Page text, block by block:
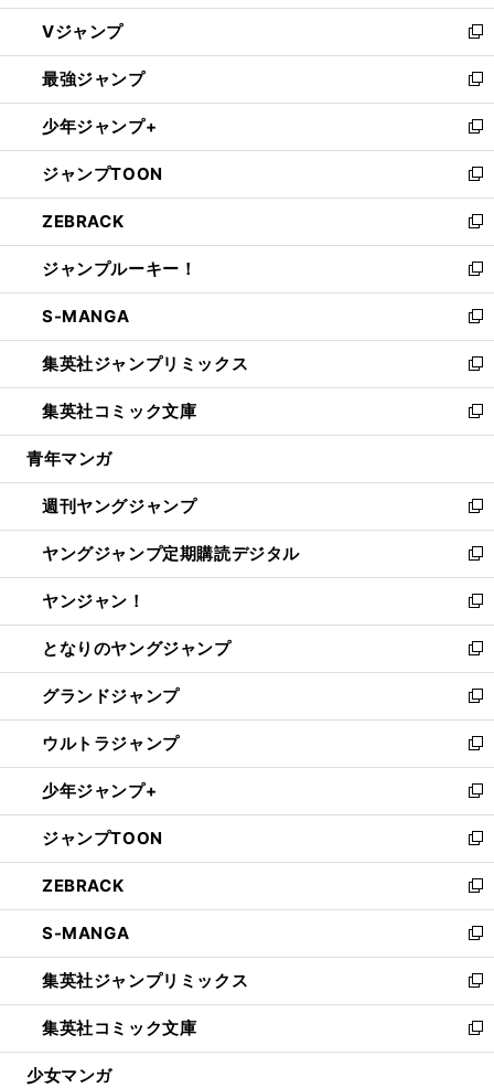
ウ
ィ
ン
ド
ウ
で
開
く
し
い
ウ
ィ
ン
ド
ウ
で
開
く
Vジャンプ
新
し
い
ウ
ィ
ン
ド
ウ
で
開
く
最強ジャンプ
新
し
い
ウ
ィ
ン
ド
ウ
で
開
く
少年ジャンプ+
新
し
い
ウ
ィ
ン
ド
ウ
で
開
く
ジャンプTOON
新
し
い
ウ
ィ
ン
ド
ウ
で
開
く
ZEBRACK
新
し
い
ウ
ィ
ン
ド
ウ
で
開
ジャンプルーキー！
新
し
い
ウ
ィ
ン
ド
ウ
開
く
S-MANGA
新
し
い
ウ
ィ
ン
ウ
で
開
く
集英社ジャンプリミックス
新
し
い
ウ
ン
ド
ウ
で
開
く
集英社コミック文庫
新
し
ウ
ィ
ン
ド
ウ
で
開
く
青年マンガ
週刊ヤングジャンプ
新
し
い
ウ
ィ
ン
ド
ウ
で
開
く
ヤングジャンプ定期購読デジタル
新
し
い
ウ
ィ
ン
ド
ウ
で
開
く
ヤンジャン！
新
し
い
ウ
ィ
ン
ド
ウ
で
開
く
となりのヤングジャンプ
新
し
い
ウ
ィ
ン
ド
ウ
で
開
く
グランドジャンプ
新
し
い
ウ
ィ
ン
ド
ウ
で
開
く
ウルトラジャンプ
新
し
い
ウ
ィ
ン
ド
ウ
で
開
く
少年ジャンプ+
新
し
い
ウ
ィ
ン
ド
ウ
で
開
く
ジャンプTOON
新
し
い
ウ
ィ
ン
ド
ウ
で
開
ZEBRACK
新
し
い
ウ
ィ
ン
ド
ウ
S-MANGA
新
し
い
ウ
ィ
ン
集英社ジャンプリミックス
新
し
い
ウ
集英社コミック文庫
新
し
少女マンガ